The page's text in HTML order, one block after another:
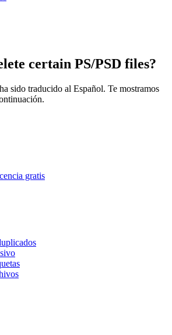
certain PS/PSD files?
sido traducido al Español. Te mostramos
gratis